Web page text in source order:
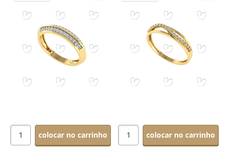
colocar no carrinho colocar no carrinho